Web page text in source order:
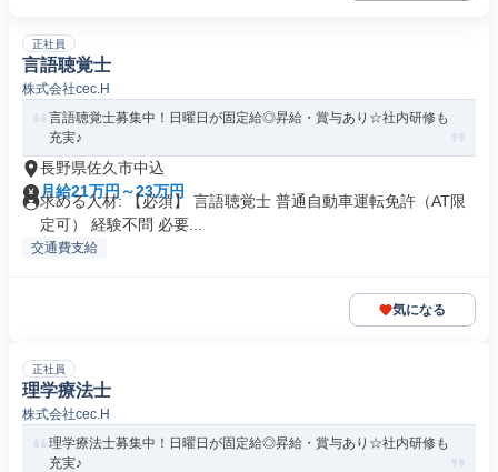
正社員
言語聴覚士
株式会社cec.H
言語聴覚士募集中！日曜日が固定給◎昇給・賞与あり☆社内研修も
充実♪
長野県佐久市中込
月給21万円～23万円
求める人材: 【必須】 言語聴覚士 普通自動車運転免許（AT限
定可） 経験不問 必要...
交通費支給
気になる
正社員
理学療法士
株式会社cec.H
理学療法士募集中！日曜日が固定給◎昇給・賞与あり☆社内研修も
充実♪